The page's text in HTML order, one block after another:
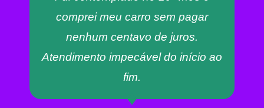
comprei meu carro sem pagar
nenhum centavo de juros.
Atendimento impecável do início ao
fim.